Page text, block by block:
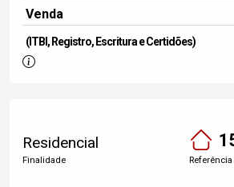
Venda
(ITBI, Registro, Escritura e Certidões)
Residencial
Finalidade Referência